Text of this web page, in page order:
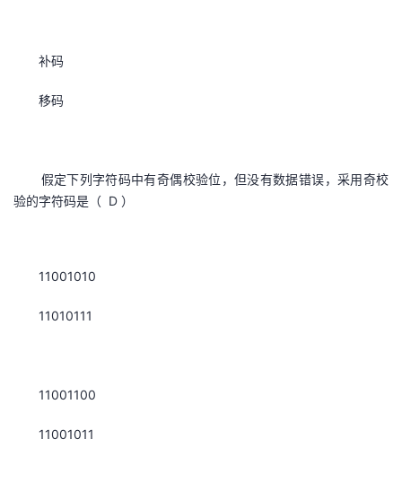
补码
移码
假定下列字符码中有奇偶校验位，但没有数据错误，采用奇校
验的字符码是（ D ）
11001010
11010111
11001100
11001011